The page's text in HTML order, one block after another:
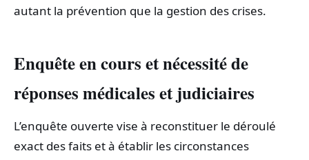
autant la prévention que la gestion des crises.
Enquête en cours et nécessité de
réponses médicales et judiciaires
L’enquête ouverte vise à reconstituer le déroulé
exact des faits et à établir les circonstances